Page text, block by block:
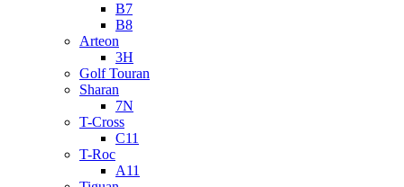
B7
B8
Arteon
3H
Golf Touran
Sharan
7N
T-Cross
C11
T-Roc
A11